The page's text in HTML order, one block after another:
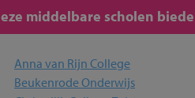
middelbare scholen
Anna van Rijn College
Beukenrode Onderwijs